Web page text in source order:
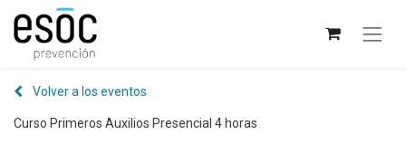
Volver a los eventos
Curso Primeros Auxilios Presencial 4 horas